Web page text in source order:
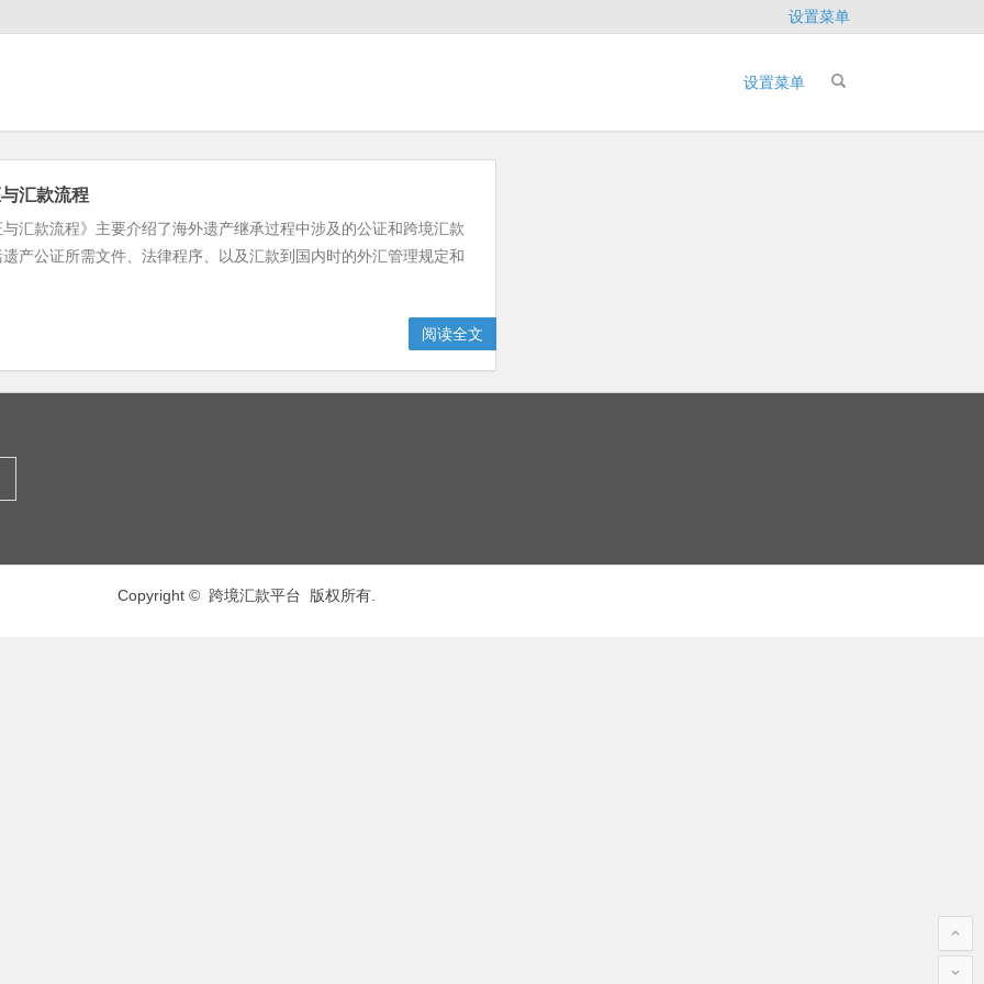
设置菜单
设置菜单
汇款流程
与汇款流程》主要介绍了海外遗产继承过程中涉及的公证和跨境汇款
产公证所需文件、法律程序、以及汇款到国内时的外汇管理规定和
阅读全文
Copyright © 跨境汇款平台 版权所有.